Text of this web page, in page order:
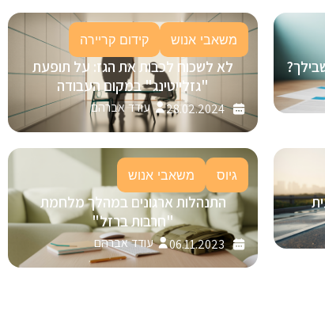
משאבי אנוש קידום קריירה
לא לשכוח לכבות את הגז: על תופעת
"גזלייטינג" במקום העבודה
28.02.2024 עודד אברהם
גיוס משאבי אנוש
התנהלות ארגונים במהלך מלחמת
"חרבות ברזל"
06.11.2023 עודד אברהם